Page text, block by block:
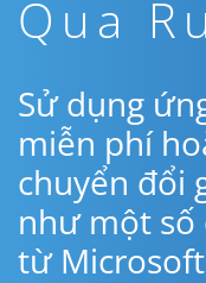
Qua
Sử dụng
miễn phí
chuyển đổi
như một số
từ Microsoft